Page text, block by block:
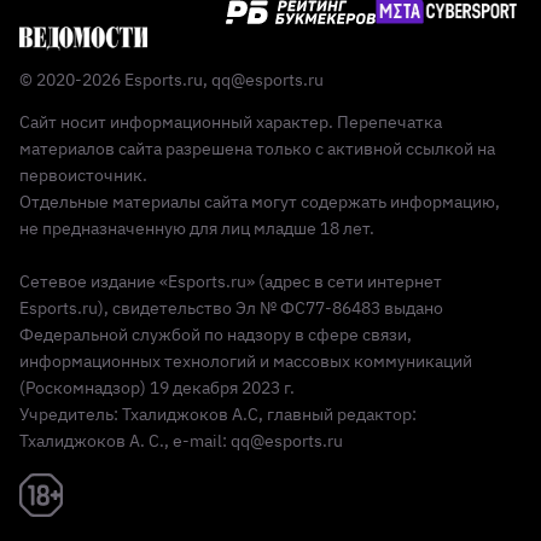
Реклама 18+
© 2020-2026 Esports.ru, qq@esports.ru
Сайт носит информационный характер. Перепечатка
материалов сайта разрешена только с активной ссылкой на
первоисточник.
Отдельные материалы сайта могут содержать информацию,
не предназначенную для лиц младше 18 лет.
Сетевое издание «Esports.ru» (адрес в сети интернет
Esports.ru), свидетельство Эл № ФС77-86483 выдано
Федеральной службой по надзору в сфере связи,
информационных технологий и массовых коммуникаций
(Роскомнадзор) 19 декабря 2023 г.
Учредитель: Тхалиджоков А.С, главный редактор:
Тхалиджоков А. С., e-mail: qq@esports.ru